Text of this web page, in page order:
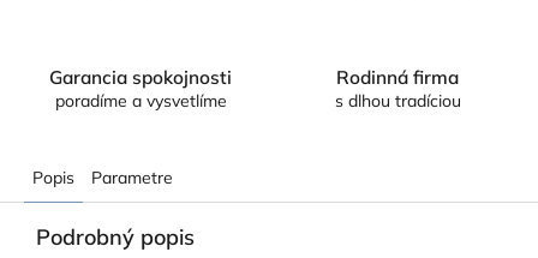
Garancia spokojnosti
poradíme a vysvetlíme
Rodinná firma
s dlhou tradíciou
Popis Parametre
Podrobný popis